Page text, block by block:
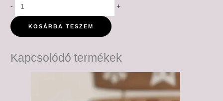
- +
KOSÁRBA TESZEM
Kapcsolódó termékek